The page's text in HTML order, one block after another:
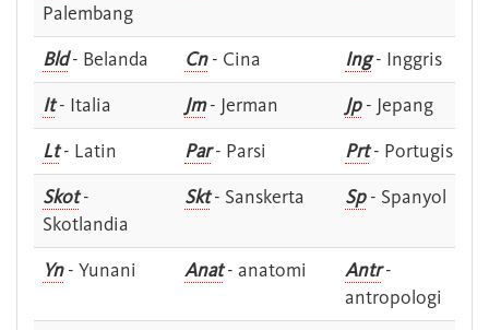
Palembang
Bld- Belanda Cn- Cina Ing- Inggris
It- Italia Jm- Jerman Jp- Jepang
Lt- Latin Par- Parsi Prt- Portugis
Skot-
Skotlandia
Skt- Sanskerta Sp- Spanyol
Yn- Yunani Anat- anatomi Antr-
antropologi